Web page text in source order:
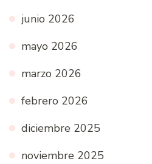
junio 2026
mayo 2026
marzo 2026
febrero 2026
diciembre 2025
noviembre 2025